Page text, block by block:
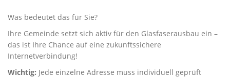
Was bedeutet das für Sie?
Ihre Gemeinde setzt sich aktiv für den Glasfaserausbau ein –
das ist Ihre Chance auf eine zukunftssichere
Internetverbindung!
Wichtig: Jede einzelne Adresse muss individuell geprüft